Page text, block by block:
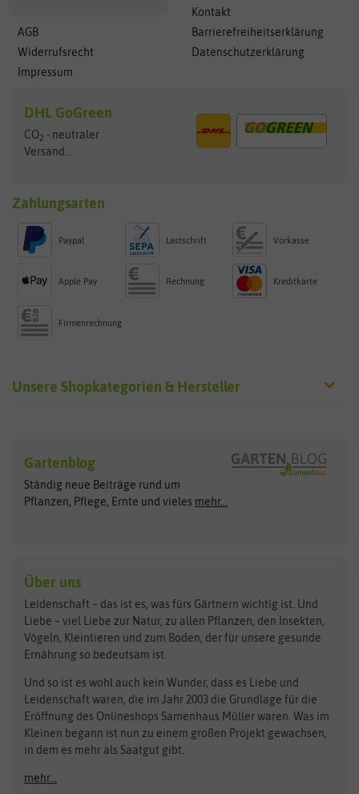
AGB
Widerrufsrecht
Impressum
Kontakt
Barrierefreiheitserklärung
Datenschutzerklärung
DHL GoGreen
CO2 - neutraler
Versand...
Zahlungsarten
Paypal Lastschrift Vorkasse
Apple Pay Rechnung Kreditkarte
Firmenrechnung
Unsere Shopkategorien & Hersteller
Exotische Samen
Gemüsesamen
Gründünger
Kräutersamen
Obstsamen
Pilzbrut
Rasensamen
Steckzwiebeln
Zimmer & Kübelpflanzen
Kataloge
Schnäppchen
Anzucht & Gartenzubehör
Anzuchtschalen
Arche Noah
ASB Greenworld
Benary
Bingenheimer Saatgut
Bionana
BIOWOL
Blumicorn
Bûten Birds
Clever Pots
COMPO
Dürr-Samen
Feldsaaten Freudenberger
Fertil
Flora Elite
Gartenblog
Ständig neue Beiträge rund um
Pflanzen, Pflege, Ernte und vieles mehr...
Über uns
Leidenschaft – das ist es, was fürs Gärtnern wichtig ist. Und
Liebe – viel Liebe zur Natur, zu allen Pflanzen, den Insekten,
Vögeln, Kleintieren und zum Boden, der für unsere gesunde
Ernährung so bedeutsam ist.
Und so ist es wohl auch kein Wunder, dass es Liebe und
Leidenschaft waren, die im Jahr 2003 die Grundlage für die
Eröffnung des Onlineshops Samenhaus Müller waren. Was im
Kleinen begann ist nun zu einem großen Projekt gewachsen,
in dem es mehr als Saatgut gibt.
mehr...